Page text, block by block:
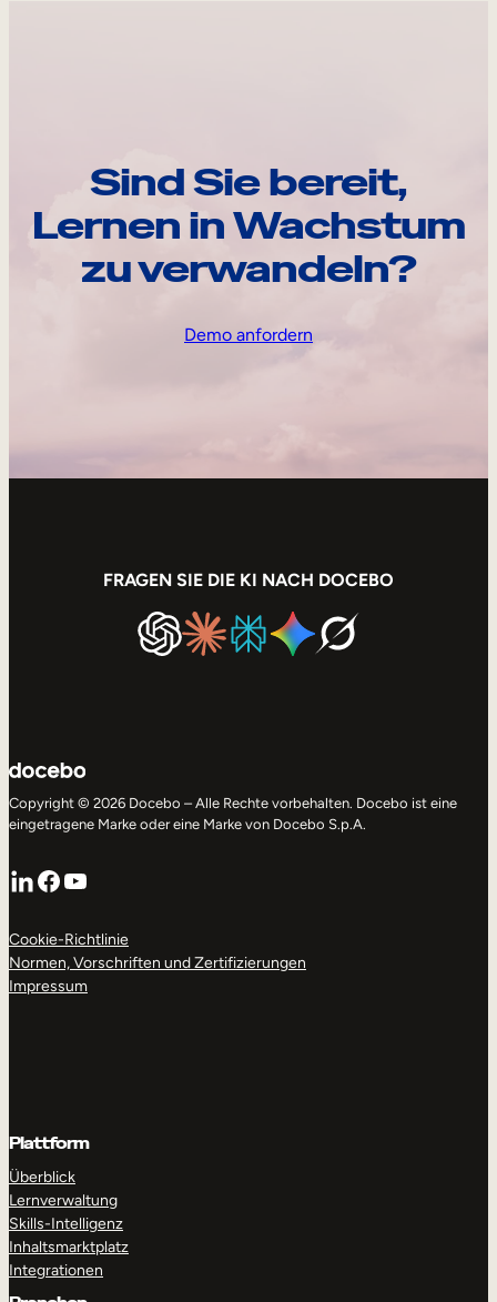
Sind Sie bereit,
Lernen in Wachstum
zu verwandeln?
Demo anfordern
FRAGEN SIE DIE KI NACH DOCEBO
Copyright © 2026 Docebo – Alle Rechte vorbehalten. Docebo ist eine
eingetragene Marke oder eine Marke von Docebo S.p.A.
LinkedIn
Facebook
YouTube
Cookie-Richtlinie
Normen, Vorschriften und Zertifizierungen
Impressum
Plattform
Überblick
Lernverwaltung
Skills-Intelligenz
Inhaltsmarktplatz
Integrationen